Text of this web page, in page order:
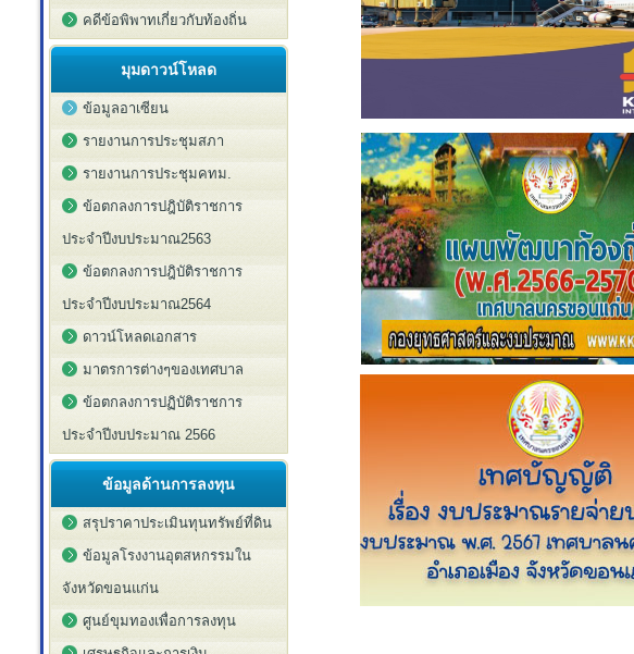
คดีข้อพิพาทเกี่ยวกับท้องถิ่น
มุมดาวน์โหลด
ข้อมูลอาเซียน
รายงานการประชุมสภา
รายงานการประชุมคทม.
ข้อตกลงการปฎิบัติราชการ
ประจำปีงบประมาณ2563
ข้อตกลงการปฎิบัติราชการ
ประจำปีงบประมาณ2564
ดาวน์โหลดเอกสาร
มาตรการต่างๆของเทศบาล
ข้อตกลงการปฏิบัติราชการ
ประจำปีงบประมาณ 2566
ข้อมูลด้านการลงทุน
สรุปราคาประเมินทุนทรัพย์ที่ดิน
ข้อมูลโรงงานอุตสหกรรมใน
จังหวัดขอนแก่น
ศูนย์ขุมทองเพื่อการลงทุน